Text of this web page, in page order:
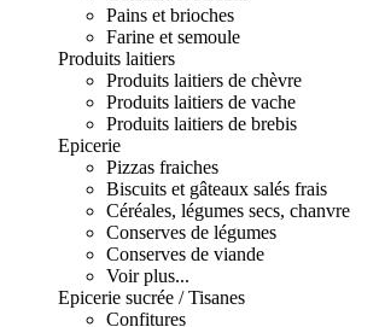
Pains et brioches
Farine et semoule
Produits laitiers
Produits laitiers de chèvre
Produits laitiers de vache
Produits laitiers de brebis
Epicerie
Pizzas fraiches
Biscuits et gâteaux salés frais
Céréales, légumes secs, chanvre
Conserves de légumes
Conserves de viande
Voir plus...
Epicerie sucrée / Tisanes
Confitures